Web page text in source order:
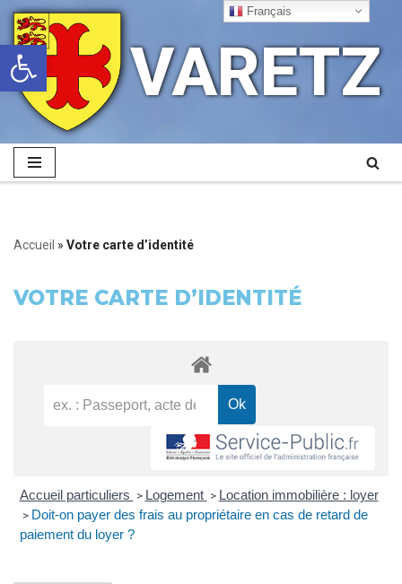
Ouvrir la barre d’outils
Aller
au
contenu
VARETZ
Accueil » Votre carte d’identité
VOTRE CARTE D’IDENTITÉ
Accueil particuliers > Logement > Location immobilière : loyer
> Doit-on payer des frais au propriétaire en cas de retard de
paiement du loyer ?
Français